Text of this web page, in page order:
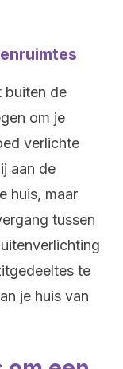
buiten de
om je
verlichte
aan de
huis, maar
tussen
te
je huis van